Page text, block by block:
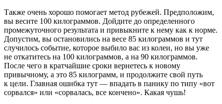
Также очень хорошо помогает метод рубежей. Предположим,
вы весите 100 килограммов. Дойдите до определенного
промежуточного результата и привыкните к нему как к норме.
Допустим, вы остановились на весе 85 килограммов и тут
случилось событие, которое выбило вас из колеи, но вы уже
не откатитесь на 100 килограммов, а на 90 килограммов.
После чего в кратчайшие сроки вернетесь к новому
привычному, а это 85 килограмм, и продолжите свой путь
к цели. Главная ошибка тут — впадать в панику по типу «вот
сорвался» или «сорвалась, все кончено». Какая чушь!